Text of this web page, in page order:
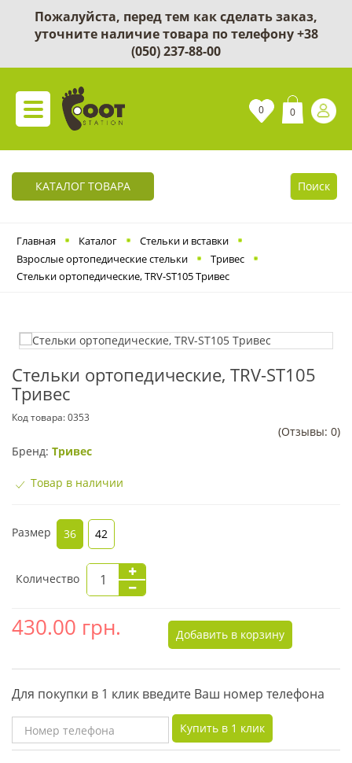
Пожалуйста, перед тем как сделать заказ,
уточните наличие товара по телефону+38
(050) 237-88-00
0 0
КАТАЛОГ ТОВАРА Поиск
Главная Каталог
Cтельки и вставки
Взрослые ортопедические стельки
Тривес
Стельки ортопедические, TRV-ST105 Тривес
Стельки ортопедические, TRV-ST105
Тривес
Код товара:0353
(Отзывы: 0)
Бренд: Тривес
Товар в наличии
Размер 36 42
Количество
430.00 грн. Добавить в корзину
Для покупки в 1 клик введите Ваш номер телефона
Купить в 1 клик